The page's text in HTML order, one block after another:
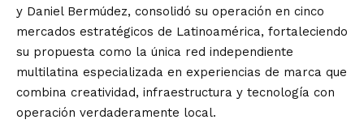
y Daniel Bermúdez, consolidó su operación en cinco
mercados estratégicos de Latinoamérica, fortaleciendo
su propuesta como la única red independiente
multilatina especializada en experiencias de marca que
combina creatividad, infraestructura y tecnología con
operación verdaderamente local.